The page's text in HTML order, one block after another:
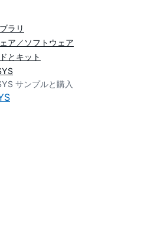
ラリ
ア／ソフトウェア
とキット
サンプルと購入